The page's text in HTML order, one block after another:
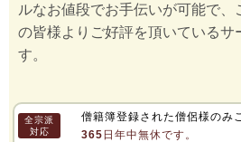
ルなお値段でお手伝いが可能で
の皆様よりご好評を頂いているサ
す。
全宗派
対応
僧籍簿登録された僧侶様のみ
365日年中無休です。